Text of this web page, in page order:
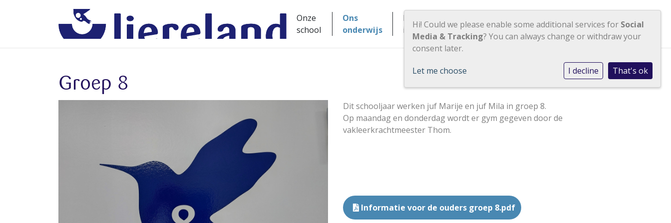
Onze
school
Ons
onderwijs
Praktische
informatie
Contact Inloggen
Groep 8
Dit schooljaar werken juf Marije en juf Mila in groep 8.
Op maandag en donderdag wordt er gym gegeven door de
vakleerkrachtmeester Thom.
Informatie voor de ouders groep 8.pdf
Hi! Could we please enable some additional services for Social
Media & Tracking? You can always change or withdraw your
consent later.
Let me choose I decline That's ok